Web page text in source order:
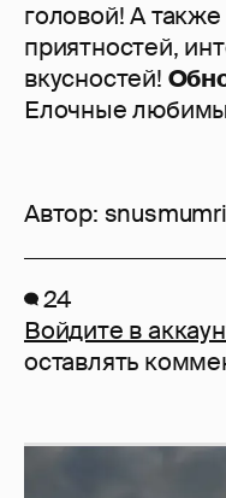
головой! А
приятностей,
вкусностей!
Елочные
Автор:
24
Войдите в
оставлять